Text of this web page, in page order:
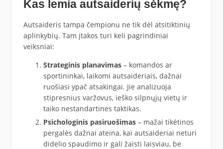
Kas lemia autsaiderių sėkmę?
Autsaideris tampa čempionu ne tik dėl atsitiktinių
aplinkybių. Tam įtakos turi keli pagrindiniai
veiksniai:
Strateginis planavimas– komandos ar
sportininkai, laikomi autsaideriais, dažnai
ruošiasi ypač atsakingai. Jie analizuoja
stipresnius varžovus, ieško silpnųjų vietų ir
taiko nestandartines taktikas.
Psichologinis pasiruošimas– mažai tikėtinos
pergalės dažnai ateina, kai autsaideriai neturi
didelio spaudimo ir gali žaisti laisviau, be